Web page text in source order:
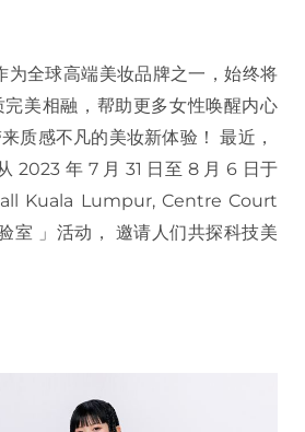
为全球高端美妆品牌之一，始终将
美相融，帮助更多女性唤醒内心
质感不凡的美妆新体验！ 最近，
2023 年 7 月 31 日至 8 月 6 日于
Kuala Lumpur, Centre Court
室 」活动， 邀请人们共探科技美